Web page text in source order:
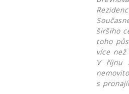
širšího
toho
více
V říjnu
s